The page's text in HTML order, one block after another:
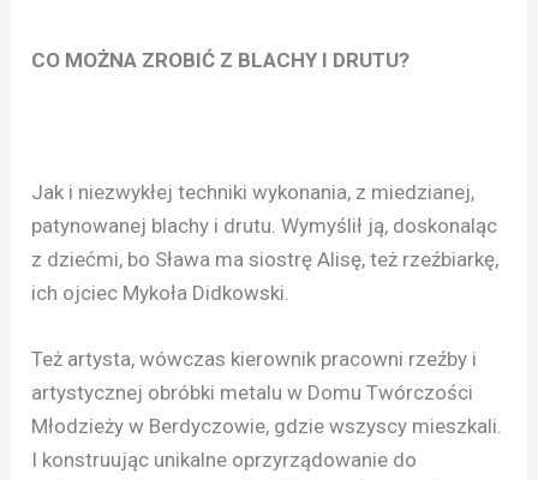
CO MOŻNA ZROBIĆ Z BLACHY I DRUTU?
Jak i niezwykłej techniki wykonania, z miedzianej,
patynowanej blachy i drutu. Wymyślił ją, doskonaląc
z dziećmi, bo Sława ma siostrę Alisę, też rzeźbiarkę,
ich ojciec Mykoła Didkowski.
Też artysta, wówczas kierownik pracowni rzeźby i
artystycznej obróbki metalu w Domu Twórczości
Młodzieży w Berdyczowie, gdzie wszyscy mieszkali.
I konstruując unikalne oprzyrządowanie do